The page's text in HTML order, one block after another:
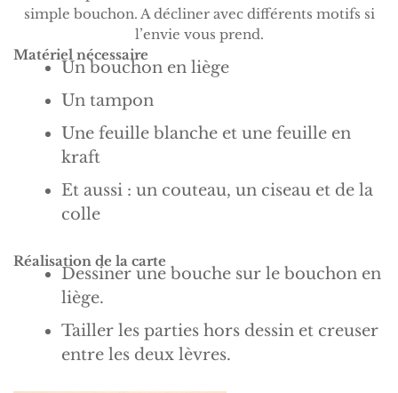
simple bouchon. A décliner avec différents motifs si
l’envie vous prend.
Matériel nécessaire
Un bouchon en liège
Un tampon
Une feuille blanche et une feuille en
kraft
Et aussi : un couteau, un ciseau et de la
colle
Réalisation de la carte
Dessiner une bouche sur le bouchon en
liège.
Tailler les parties hors dessin et creuser
entre les deux lèvres.